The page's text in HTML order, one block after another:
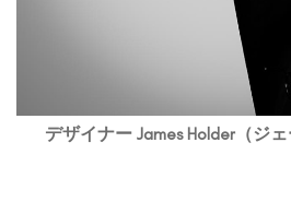
デザイナー James Holder（ジ